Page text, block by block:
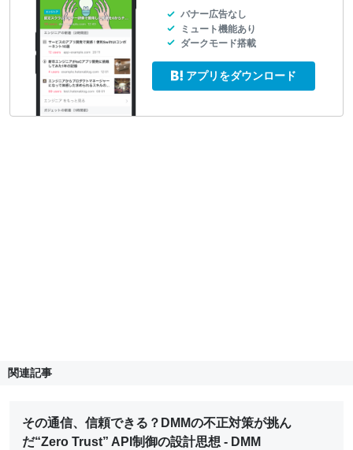
バナー広告なし
ミュート機能あり
ダークモード搭載
アプリをダウンロード
関連記事
その通信、信頼できる？DMMの不正対策が挑ん
だ“Zero Trust” API制御の設計思想 - DMM